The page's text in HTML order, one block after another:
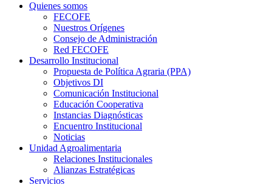
Quienes somos
FECOFE
Nuestros Orígenes
Consejo de Administración
Red FECOFE
Desarrollo Institucional
Propuesta de Política Agraria (PPA)
Objetivos DI
Comunicación Institucional
Educación Cooperativa
Instancias Diagnósticas
Encuentro Institucional
Noticias
Unidad Agroalimentaria
Relaciones Institucionales
Alianzas Estratégicas
Servicios